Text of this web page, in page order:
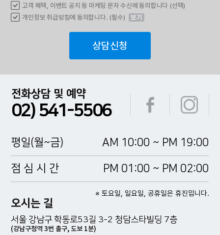
고객 혜택, 이벤트 공지 등 마케팅 문자 수신에 동의합니다 (선택)
개인정보 취급방침에 동의합니다. (필수)
보기
상담신청
전화상담 및 예약
02) 541-5506
평일(월~금) AM 10:00 ~ PM 19:00
점 심 시 간 PM 01:00 ~ PM 02:00
※ 토요일, 일요일, 공휴일은 휴진입니다.
오시는 길
서울 강남구 학동로53길 3-2 청담스타빌딩 7층
(강남구청역 3번 출구, 도보 1분)